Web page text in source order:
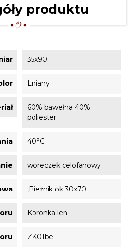
produktu
35x90
Lniany
60% bawełna 40%
poliester
40°C
woreczek celofanowy
,Bieżnik ok 30x70
Koronka len
ZK01be